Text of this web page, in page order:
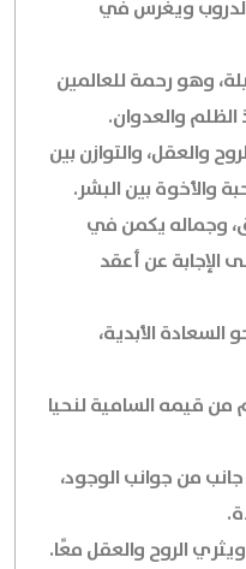
ويغرس في
وهو رحمة للعالمين
والعدوان.
والعقل، والتوازن بين
والأخوة بين البشر.
وجماله يكمن في
عن أعقد
الأبدية،
قيمه السامية لنحيا
من جوانب الوجود،
الروح والعقل معًا.